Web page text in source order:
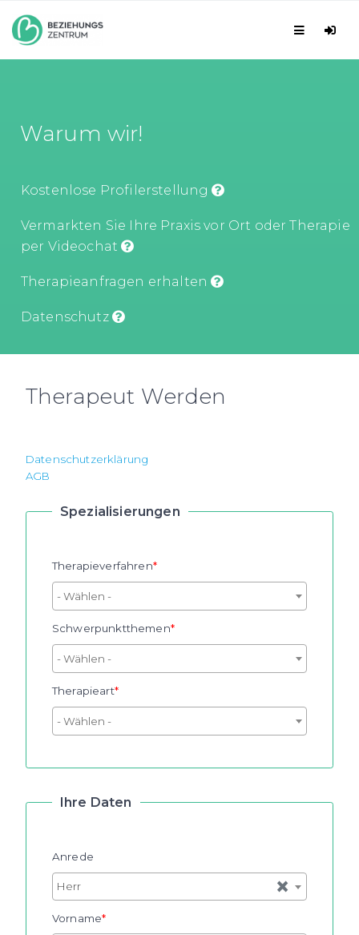
Warum wir!
Kostenlose Profilerstellung
Vermarkten Sie Ihre Praxis vor Ort oder Therapie
per Videochat
Therapieanfragen erhalten
Datenschutz
Therapeut Werden
Datenschutzerklärung
AGB
Spezialisierungen
Therapieverfahren
Schwerpunktthemen
Therapieart
Ihre Daten
Anrede
×
Herr
Vorname